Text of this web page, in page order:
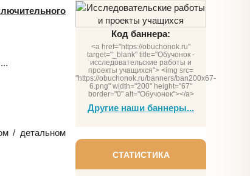
/ детальном
Код баннера:
<a href="https://obuchonok.ru"
target="_blank" title="Обучонок -
исследовательские работы и
проекты учащихся"> <img src=
"https://obuchonok.ru/banners/ban200x67-
6.png" width="200" height="67"
border="0" alt="Обучонок"></a>
Другие наши баннеры...
СТАТИСТИКА